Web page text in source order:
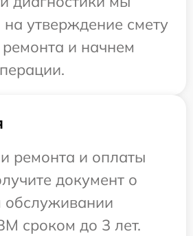
утверждение смету
и начнем
ремонта и оплаты
документ о
обслуживании
сроком до 3 лет.